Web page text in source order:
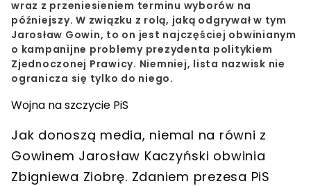
wraz z przeniesieniem terminu wyborów na
późniejszy. W związku z rolą, jaką odgrywał w tym
Jarosław Gowin, to on jest najczęściej obwinianym
o kampanijne problemy prezydenta politykiem
Zjednoczonej Prawicy. Niemniej, lista nazwisk nie
ogranicza się tylko do niego.
Wojna na szczycie PiS
Jak donoszą media, niemal na równi z
Gowinem Jarosław Kaczyński obwinia
Zbigniewa Ziobrę. Zdaniem prezesa PiS